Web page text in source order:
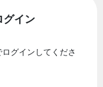
グイン
グインしてくださ